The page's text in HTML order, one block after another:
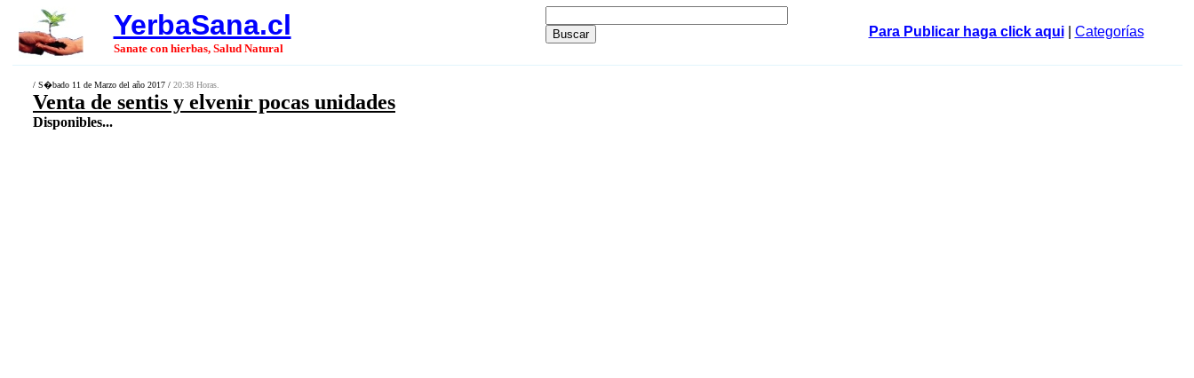
YerbaSana.cl
Sanate con hierbas, Salud Natural
Para Publicar haga click aqui| Categorías
/ S�bado 11 de Marzo del año 2017 / 20:38 Horas.
Venta de sentis y elvenir pocas unidades
Disponibles...